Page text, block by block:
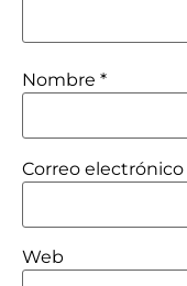
Nombre *
Correo electrónico
Web